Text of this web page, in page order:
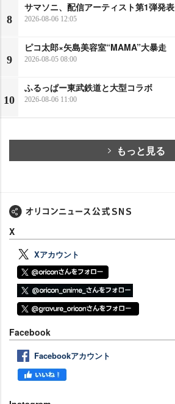
8
サマソニ、配信アーティスト第1弾発表
2026-08-06 12:05
9
ピコ太郎×矢島美容室“MAMA”大暴走
2026-08-05 08:00
10
ふるっぱー東武鉄道と大型コラボ
2026-08-06 11:00
もっと見る
X
Xアカウント
Facebook
Facebookアカウント